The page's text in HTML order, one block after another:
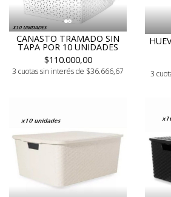
CANASTO TRAMADO SIN
TAPA POR 10 UNIDADES
$110.000,00
3 cuotas sin interés de $36.666,67 3